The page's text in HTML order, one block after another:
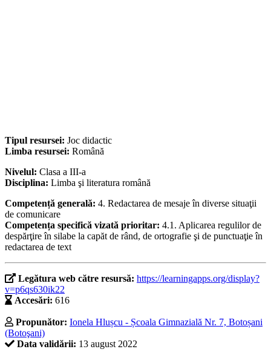
Tipul resursei: Joc didactic
Limba resursei: Română
Nivelul: Clasa a III-a
Disciplina: Limba şi literatura română
Competență generală: 4. Redactarea de mesaje în diverse situaţii
de comunicare
Competența specifică vizată prioritar: 4.1. Aplicarea regulilor de
despărţire în silabe la capăt de rând, de ortografie şi de punctuaţie în
redactarea de text
Legătura web către resursă: https://learningapps.org/display?
v=p6qs630ik22
Accesări: 616
Propunător: Ionela Hlușcu - Școala Gimnazială Nr. 7, Botoșani
(Botoşani)
Data validării: 13 august 2022